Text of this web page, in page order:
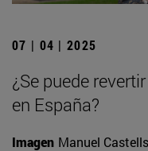
07 | 04 | 2025
¿Se puede
en España?
Imagen Manuel Castells